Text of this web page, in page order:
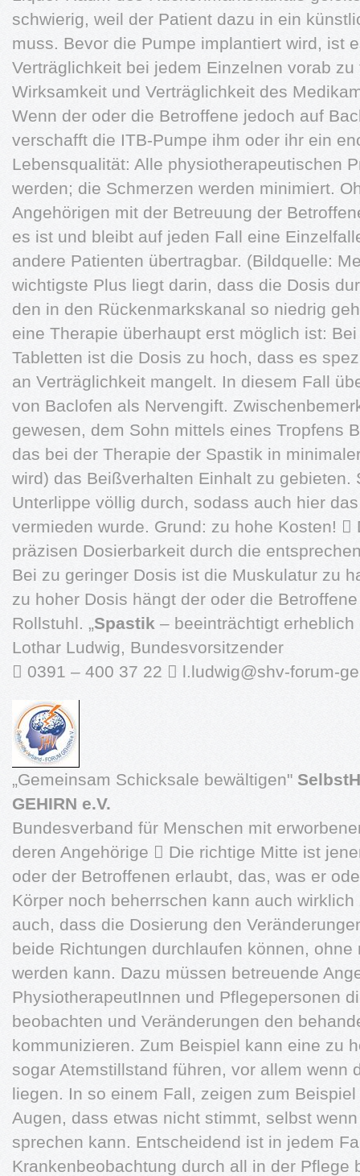
schwierig, weil der Patient dazu in ein
muss. Bevor die Pumpe implantiert wird, ist
Verträglichkeit bei jedem Einzelnen vorab
Wirksamkeit und Verträglichkeit des
Wenn der oder die Betroffene jedoch auf
verschafft die ITB-Pumpe ihm oder ihr ein
Lebensqualität: Alle physiotherapeutischen
werden; die Schmerzen werden minimiert.
Angehörigen mit der Betreuung der
es ist und bleibt auf jeden Fall eine
andere Patienten übertragbar. (Bildquelle:
wichtigste Plus liegt darin, dass die Dosis
den in den Rückenmarkskanal so niedrig
eine Therapie überhaupt erst möglich ist:
Tabletten ist die Dosis zu hoch, dass es
an Verträglichkeit mangelt. In diesem Fall
von Baclofen als Nervengift.
gewesen, dem Sohn mittels eines Tropfens
das bei der Therapie der Spastik in
wird) das Beißverhalten Einhalt zu gebieten.
Unterlippe völlig durch, sodass auch hier
vermieden wurde. Grund: zu hohe Kosten!
präzisen Dosierbarkeit durch die
Bei zu geringer Dosis ist die Muskulatur zu
zu hoher Dosis hängt der oder die
Rollstuhl. „Spastik – beeinträchtigt
Lothar Ludwig, Bundesvorsitzender
 0391 – 400 37 22  l.ludwig@shv-forum-
„Gemeinsam Schicksale bewältigen"
GEHIRN e.V.
Bundesverband für Menschen mit
deren Angehörige  Die richtige Mitte ist
oder der Betroffenen erlaubt, das, was er
Körper noch beherrschen kann auch
auch, dass die Dosierung den
beide Richtungen durchlaufen können,
werden kann. Dazu müssen betreuende
PhysiotherapeutInnen und Pflegepersonen
beobachten und Veränderungen den
kommunizieren. Zum Beispiel kann eine zu
sogar Atemstillstand führen, vor allem wenn
liegen. In so einem Fall, zeigen zum
Augen, dass etwas nicht stimmt, selbst
sprechen kann. Entscheidend ist in jedem
Krankenbeobachtung durch all in der Pflege